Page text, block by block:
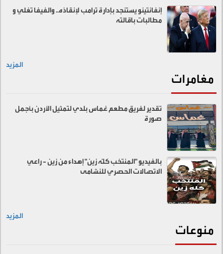
إنفانتينو يستنجد بإدارة ترامب لإنقاذه.. والفيفا تغلي و
مطالبات باقالته
المزيد
مغامرات
تقدير لفريق مطعم غماس بلدي لتمثيل الأردن بأجمل
صورة
بالفيديو "المنتخب كلّه زين" إهداء من زين - راعي
الاتصالات الحصري للنشامى
المزيد
منوعات